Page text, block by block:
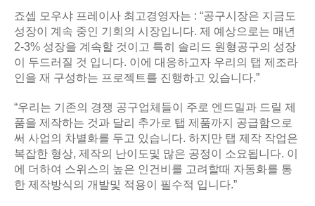
죠셉 모우샤 프레이사 최고경영자는 : “공구시장은 지금도
성장이 계속 중인 기회의 시장입니다. 제 예상으로는 매년
2-3% 성장을 계속할 것이고 특히 솔리드 원형공구의 성장
이 두드러질 것 입니다. 이에 대응하고자 우리의 탭 제조라
인을 재 구성하는 프로젝트를 진행하고 있습니다.”
“우리는 기존의 경쟁 공구업체들이 주로 엔드밀과 드릴 제
품을 제작하는 것과 달리 추가로 탭 제품까지 공급함으로
써 사업의 차별화를 두고 있습니다. 하지만 탭 제작 작업은
복잡한 형상, 제작의 난이도및 많은 공정이 소요됩니다. 이
에 더하여 스위스의 높은 인건비를 고려할때 자동화를 통
한 제작방식의 개발및 적용이 필수적 입니다.”